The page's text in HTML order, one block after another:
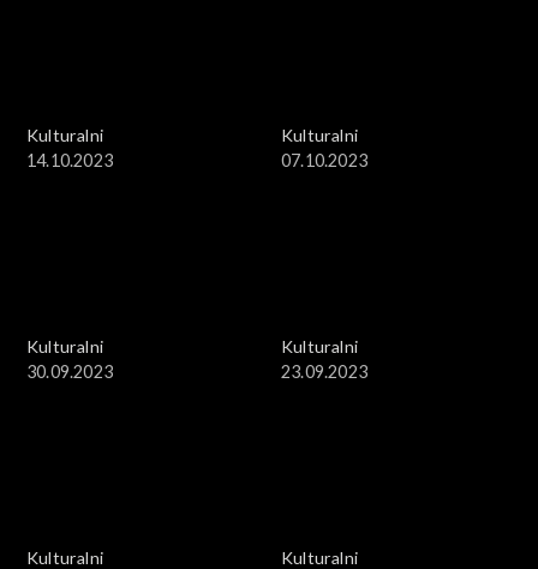
Kulturalni
14.10.2023
Kulturalni
07.10.2023
Kulturalni
30.09.2023
Kulturalni
23.09.2023
Kulturalni
Kulturalni